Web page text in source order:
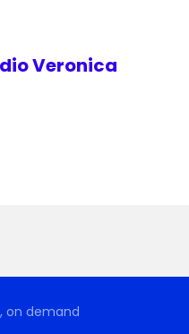
Veronica
on demand